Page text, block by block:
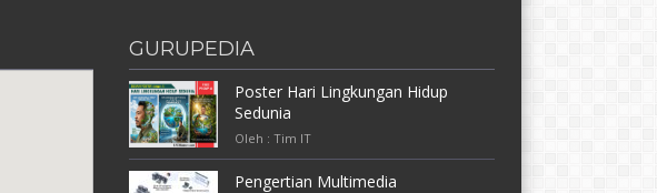
GURUPEDIA
Poster Hari Lingkungan Hidup
Sedunia
Oleh : Tim IT
Pengertian Multimedia